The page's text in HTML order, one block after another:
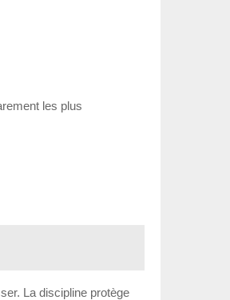
les plus
La discipline protège